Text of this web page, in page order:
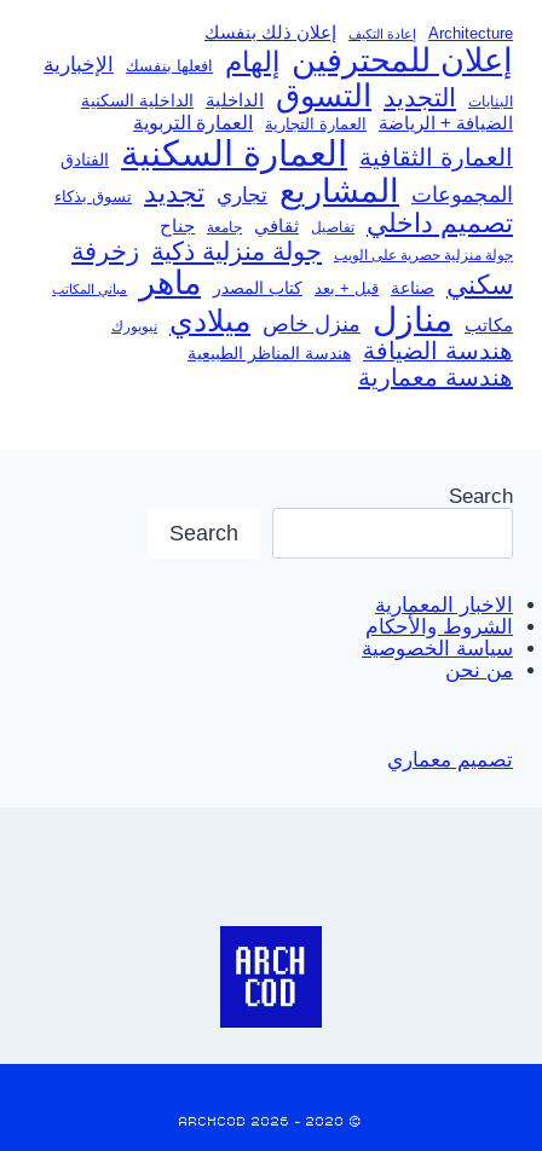
Architecture إعادة التكيف إعلان ذلك بنفسك
إعلان للمحترفين إلهام افعلها بنفسك الإخبارية
البنايات التجديد التسوق الداخلية الداخلية السكنية
الضيافة + الرياضة العمارة التجارية العمارة التربوية
العمارة الثقافية العمارة السكنية الفنادق
المجموعات المشاريع تجاري تجديد تسوق بذكاء
تصميم داخلي تفاصيل ثقافي جامعة جناح
جولة منزلية حصرية على الويب جولة منزلية ذكية زخرفة
سكني صناعة قبل + بعد كتاب المصدر ماهر مباني المكاتب
مكاتب منازل منزل خاص ميلادي نيويورك
هندسة الضيافة هندسة المناظر الطبيعية
هندسة معمارية
Search
Search
الاخبار المعمارية
الشروط والأحكام
سياسة الخصوصية
من نحن
تصميم معماري
© 2020 - 2026 ARCHCOD